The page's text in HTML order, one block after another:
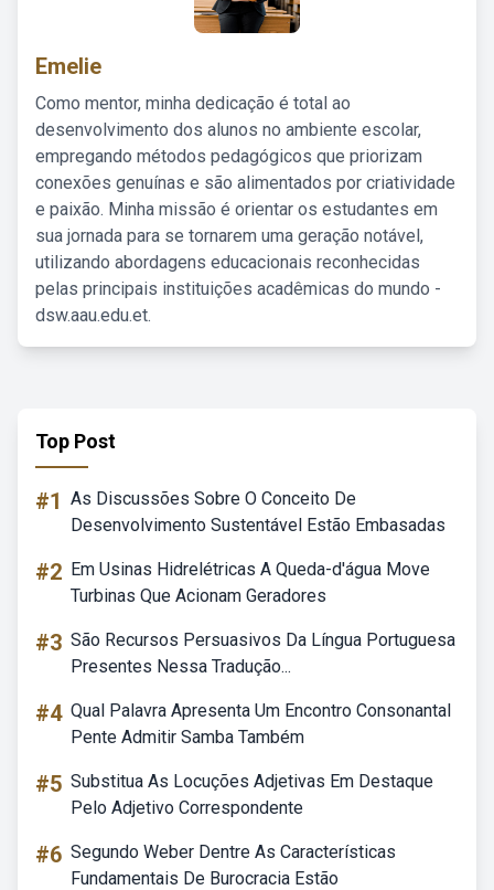
Emelie
Como mentor, minha dedicação é total ao
desenvolvimento dos alunos no ambiente escolar,
empregando métodos pedagógicos que priorizam
conexões genuínas e são alimentados por criatividade
e paixão. Minha missão é orientar os estudantes em
sua jornada para se tornarem uma geração notável,
utilizando abordagens educacionais reconhecidas
pelas principais instituições acadêmicas do mundo -
dsw.aau.edu.et.
Top Post
#1 As Discussões Sobre O Conceito De
Desenvolvimento Sustentável Estão Embasadas
#2 Em Usinas Hidrelétricas A Queda-d'água Move
Turbinas Que Acionam Geradores
#3 São Recursos Persuasivos Da Língua Portuguesa
Presentes Nessa Tradução...
#4 Qual Palavra Apresenta Um Encontro Consonantal
Pente Admitir Samba Também
#5 Substitua As Locuções Adjetivas Em Destaque
Pelo Adjetivo Correspondente
#6 Segundo Weber Dentre As Características
Fundamentais De Burocracia Estão